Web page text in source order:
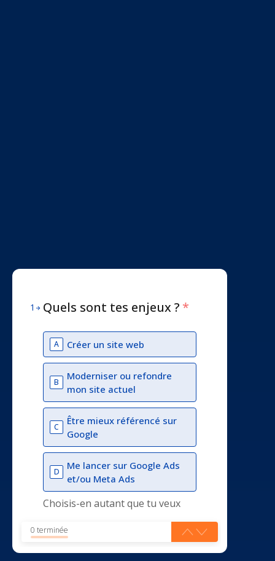
1 Quels sont tes enjeux ? *
A Créer un site web
B
Moderniser ou refondre
mon site actuel
C
Être mieux référencé sur
Google
D
Me lancer sur Google Ads
et/ou Meta Ads
Choisis-en autant que tu veux
0 terminée